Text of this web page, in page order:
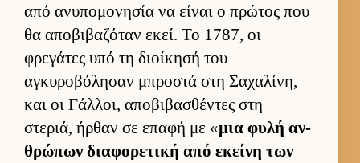
από ανυπομονησία να εί­ναι ο πρώτος που
θα αποβιβαζόταν εκεί. Το 1787, οι
φρεγάτες υπό τη διοί­κησή του
αγκυροβόλησαν μπροστά στη Σαχαλίνη,
και οι Γάλ­λοι, αποβιβασθέντες στη
στεριά, ήρ­θαν σε επαφή με «μια φυλή αν­
θρώπων δια­φορετική από εκείνη των